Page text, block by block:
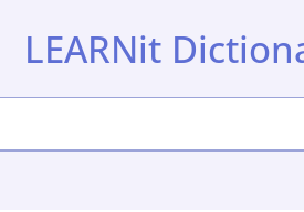
LEARNit